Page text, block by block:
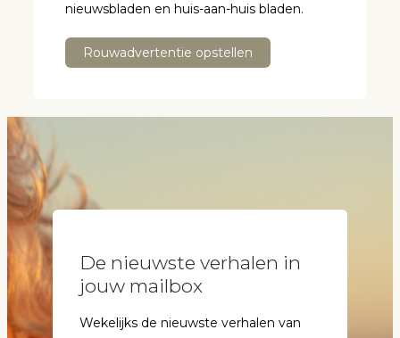
nieuwsbladen en huis-aan-huis bladen.
Rouwadvertentie opstellen
De nieuwste verhalen in
jouw mailbox
Wekelijks de nieuwste verhalen van